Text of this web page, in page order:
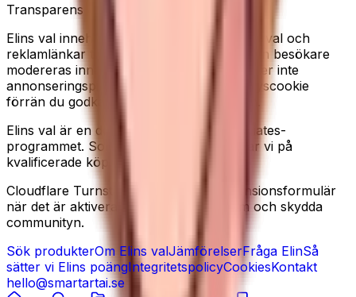
Transparens
Elins val innehåller redaktionella produkturval och
reklamlänkar till Amazon. Recensioner från besökare
modereras innan de publiceras. Vi använder inte
annonseringspixlar, och sätter ingen analyscookie
förrän du godkänner det i cookiebannern.
Elins val är en deltagare i Amazon Associates-
programmet. Som Amazon-partner tjänar vi på
kvalificerade köp.
Cloudflare Turnstile kan laddas på recensionsformulär
när det är aktiverat, för att minska spam och skydda
communityn.
Sök produkterOm Elins valJämförelserFråga ElinSå
sätter vi Elins poängIntegritetspolicyCookiesKontakt
hello@smartartai.se